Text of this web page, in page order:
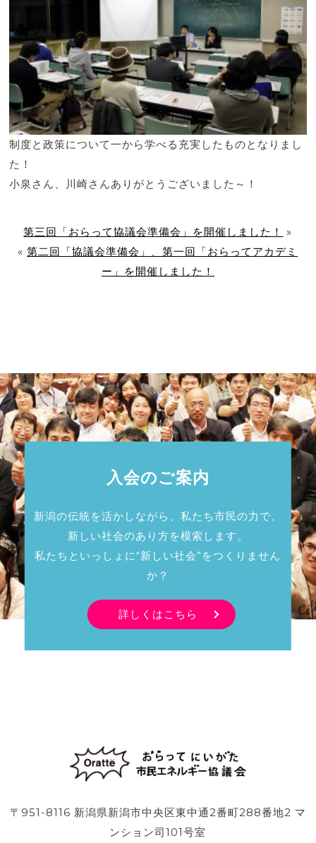
制度と政策について一から学べる充実したものとなりまし
た！
小泉さん、川崎さんありがとうございました～！
第三回「おらって協議会準備会」を開催しました！
»
«第二回「協議会準備会」、第一回「おらってアカデミ
ー」を開催しました！
入会のご案内
新潟の伝統を活かしながら、私たち市民の力で、
新しい社会のあり方を模索します。
私たちといっしょに“新しい社会”をつくりません
か？
詳しくはこちら
〒951-8116 新潟県新潟市中央区東中通2番町288番地2 マ
ンション司101号室